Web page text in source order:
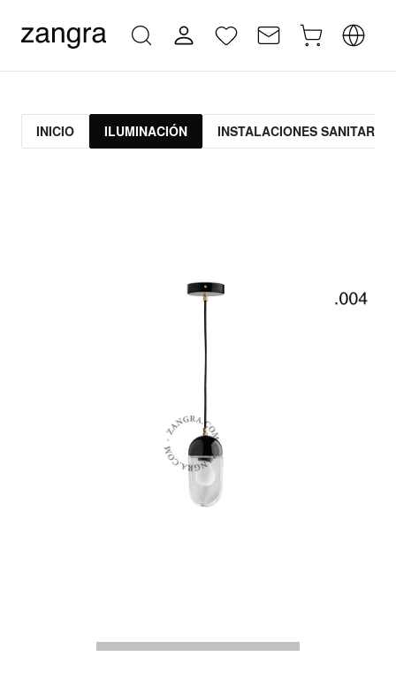
INICIO ILUMINACIÓN INSTALACIONES SANITARIAS